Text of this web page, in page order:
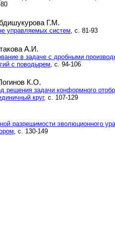
Г.М.
управляемых систем , с. 81-93
А.И.
в задаче с дробными
с поводырем , с. 94-106
К.О.
решения задачи конформного
круг, с. 107-129
разрешимости эволюционного
, с. 130-149